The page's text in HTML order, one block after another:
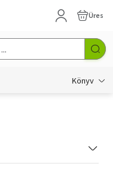
Üres
Könyv